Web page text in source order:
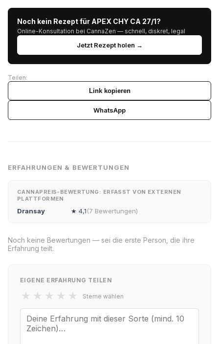
Noch kein Rezept für APEX CHY CA 27/1?
Online-Konsultation bei CannaZen — schnell, diskret, legal
Jetzt Rezept holen →
Teilen:
Link kopieren
WhatsApp
ERFAHRUNGEN & BEWERTUNGEN
CANNAPREIS-BEWERTUNG: ERFASST VON EXTERNEN
PLATTFORMEN
Dransay ★ 4,1(7 Bewertungen)
Noch keine Bewertungen — sei die erste Person, die ihre
Erfahrung teilt.
EIGENE ERFAHRUNG TEILEN
★ ★ ★ ★ ★ Sterne wählen